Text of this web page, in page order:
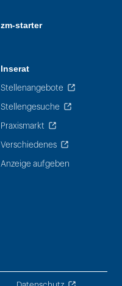
zm-starter
Inserat
Stellenangebote
Stellengesuche
Praxismarkt
Verschiedenes
Anzeige aufgeben